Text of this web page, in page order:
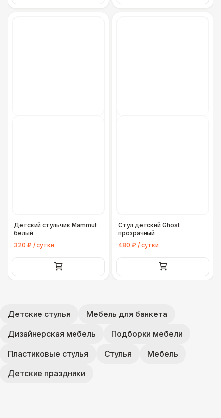
Детский стульчик Mammut
белый
320 ₽ / сутки
Стул детский Ghost
прозрачный
480 ₽ / сутки
Детские стулья
Мебель для банкета
Дизайнерская мебель
Подборки мебели
Пластиковые стулья
Стулья
Мебель
Детские праздники